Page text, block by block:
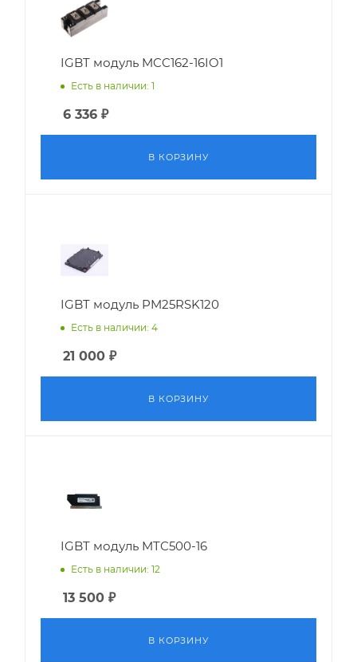
IGBT модуль MCC162-16IO1
Есть в наличии: 1
6 336 ₽
В КОРЗИНУ
IGBT модуль PM25RSK120
Есть в наличии: 4
21 000 ₽
В КОРЗИНУ
IGBT модуль MTC500-16
Есть в наличии: 12
13 500 ₽
В КОРЗИНУ